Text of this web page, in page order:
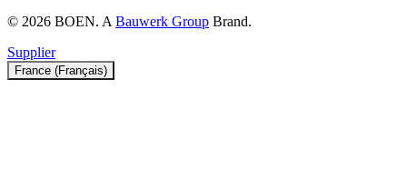
© 2026 BOEN. ABauwerk Group Brand.
Supplier
France (Français)